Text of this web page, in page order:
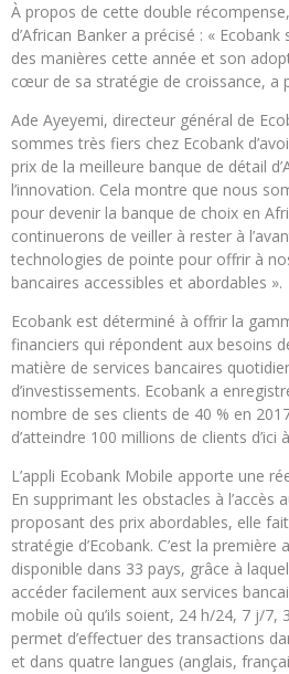
À propos de cette double
d’African Banker a précisé : «
des manières cette année et son
cœur de sa stratégie de croissance, a
Ade Ayeyemi, directeur général de
sommes très fiers chez Ecobank
prix de la meilleure banque de détail
l’innovation. Cela montre que nous
pour devenir la banque de choix en
continuerons de veiller à rester à
technologies de pointe pour offrir à
bancaires accessibles et abordables ».
Ecobank est déterminé à offrir la
financiers qui répondent aux besoins
matière de services bancaires
d’investissements. Ecobank a
nombre de ses clients de 40 % en
d’atteindre 100 millions de clients d’ici
L’appli Ecobank Mobile apporte une
En supprimant les obstacles à l’accès
proposant des prix abordables, elle
stratégie d’Ecobank. C’est la
disponible dans 33 pays, grâce à
accéder facilement aux services
mobile où qu’ils soient, 24 h/24, 7 j/7,
permet d’effectuer des transactions
et dans quatre langues (anglais,